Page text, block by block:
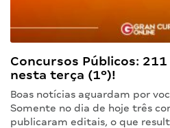
Concursos Públicos:
nesta terça (1º)!
Boas notícias aguardam por
Somente no dia de hoje três
publicaram editais, o que